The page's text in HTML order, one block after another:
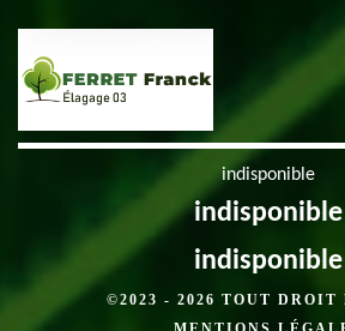
indisponible
indisponible
indisponible
©2023 - 2026 TOUT DROIT